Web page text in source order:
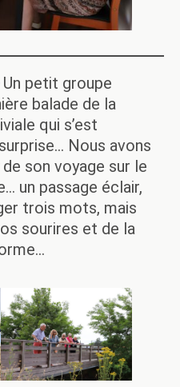
Un petit groupe
balade de la
qui s’est
Nous avons
son voyage sur le
un passage éclair,
trois mots, mais
sourires et de la